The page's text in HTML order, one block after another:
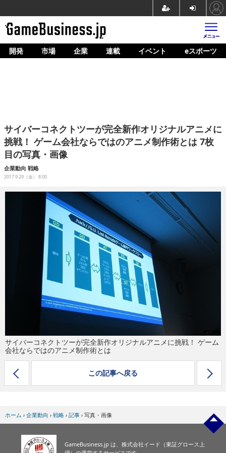
ホーム
企業動向
人材育成
産業政策
イベント/セミナー
開発 市場 企業 連載 イベント eスポーツ
サイバーコネクトツーが完全新作オリジナルアニメに
挑戦！ ゲーム会社ならではのアニメ制作術とは 7枚
目の写真・画像
企業動向 戦略
2017.9.29（金） 8:00
サイバーコネクトツーが完全新作オリジナルアニメに挑戦！ ゲーム
会社ならではのアニメ制作術とは
この記事へ戻る
ホーム › 企業動向 › 戦略 › 記事 › 写真・画像
GameBusiness.jp は、株式会社イード（東証グロース上